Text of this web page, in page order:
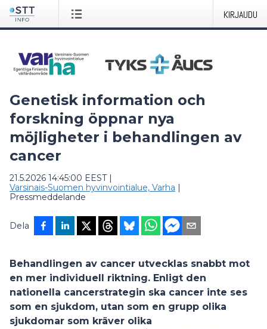
KIRJAUDU
Genetisk information och
forskning öppnar nya
möjligheter i behandlingen av
cancer
21.5.2026 14:45:00 EEST|
Varsinais-Suomen hyvinvointialue, Varha |
Pressmeddelande
Dela
Behandlingen av cancer utvecklas snabbt mot
en mer individuell riktning. Enligt den
nationella cancerstrategin ska cancer inte ses
som en sjukdom, utan som en grupp olika
sjukdomar som kräver olika